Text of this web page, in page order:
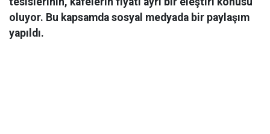
oluyor. Bu kapsamda sosyal medyada bir paylaşım
yapıldı.